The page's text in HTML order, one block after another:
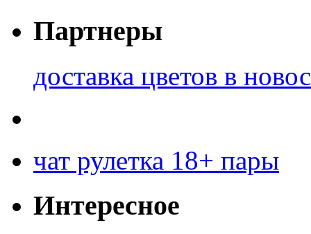
Партнеры
доставка цветов в
чат рулетка 18+ пары
Интересное